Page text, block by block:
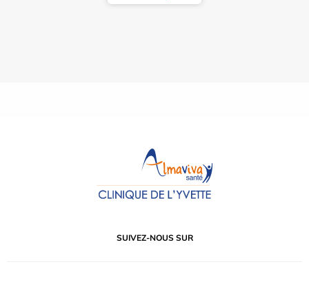
SUIVEZ-NOUS SUR